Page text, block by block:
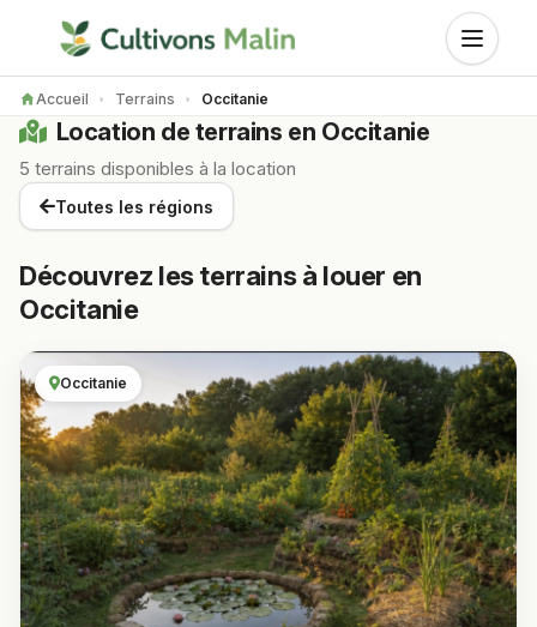
Accueil Terrains Occitanie
Location de terrains en Occitanie
5 terrains disponibles à la location
Toutes les régions
Découvrez les terrains à louer en
Occitanie
Occitanie